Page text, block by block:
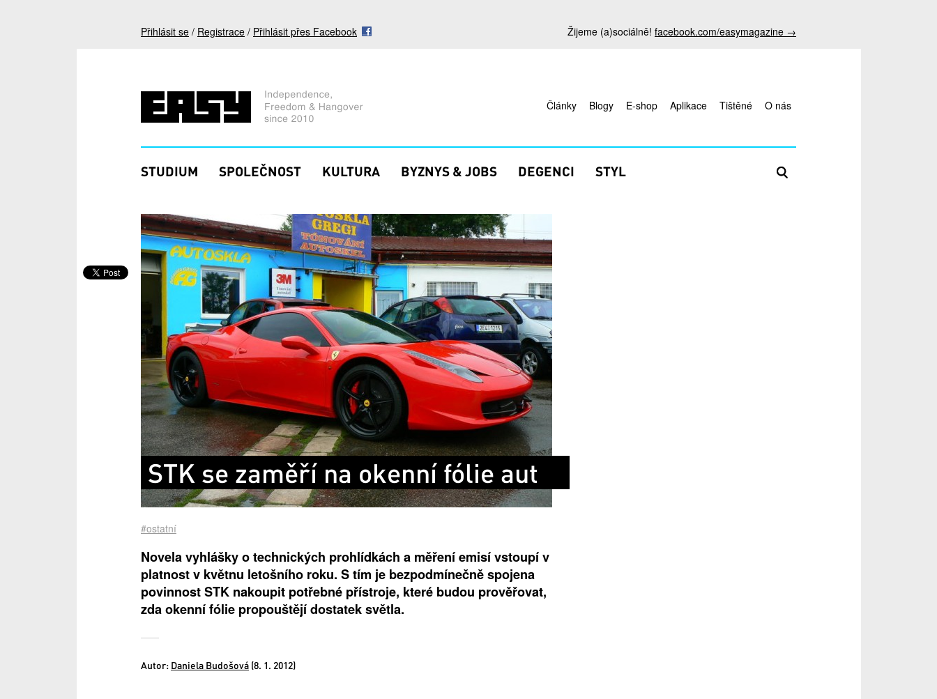
Přihlásit se / Registrace / Přihlásit přes Facebook Žijeme (a)sociálně! facebook.com/easymagazine →
Články Blogy E-shop Aplikace Tištěné O nás
STUDIUM SPOLEČNOST KULTURA BYZNYS & JOBS DEGENCI STYL
STK se zaměří na okenní fólie aut
#ostatní
Novela vyhlášky o technických prohlídkách a měření emisí vstoupí v
platnost v květnu letošního roku. S tím je bezpodmínečně spojena
povinnost STK nakoupit potřebné přístroje, které budou prověřovat,
zda okenní fólie propouštějí dostatek světla.
Autor: Daniela Budošová (8. 1. 2012)